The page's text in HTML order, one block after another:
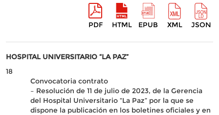
PDF HTML EPUB XML JSON
HOSPITAL UNIVERSITARIO “LA PAZ”
18
Convocatoria contrato
– Resolución de 11 de julio de 2023, de la Gerencia
del Hospital Universitario “La Paz” por la que se
dispone la publicación en los boletines oficiales y en